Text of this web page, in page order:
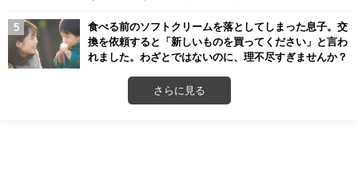
食べる前のソフトクリームを落としてしまった息子。交
換を依頼すると「新しいものを買ってください」と言わ
れました。わざとではないのに、理不尽すぎませんか？
さらに見る